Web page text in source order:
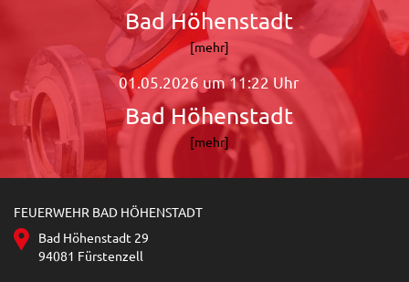
Bad Höhenstadt
[mehr]
01.05.2026 um 11:22 Uhr
Bad Höhenstadt
[mehr]
FEUERWEHR BAD HÖHENSTADT
Bad Höhenstadt 29
94081 Fürstenzell